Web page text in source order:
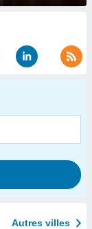
Autres villes